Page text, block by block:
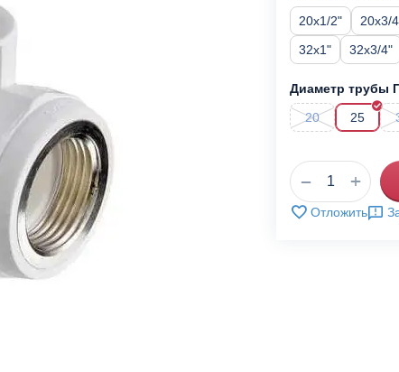
20x1/2"
20x3/
32x1"
32x3/4"
Диаметр трубы
20
25
+
−
Отложить